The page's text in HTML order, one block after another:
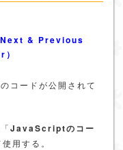
& Previous
コードが公開されて
JavaScriptのコー
用する。